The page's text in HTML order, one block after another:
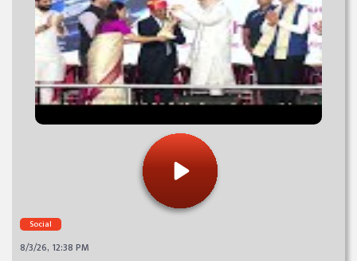
Social
8/3/26, 12:38 PM